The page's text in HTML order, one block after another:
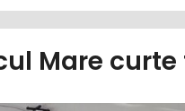
Mare